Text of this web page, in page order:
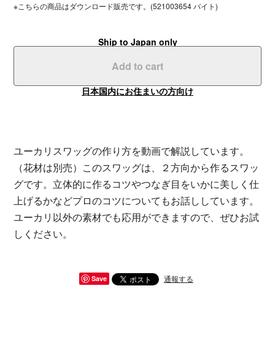
※こちらの商品はダウンロード販売です。(521003654 バイト)
Ship to Japan only
Add to cart
日本国内にお住まいの方向け
ユーカリスワッグの作り方を動画で解説しています。
（花材は別売）このスワッグは、２方向から作るスワッ
グです。立体的に作るコツやつなぎ目をいかに美しく仕
上げるかなどプロのコツについてもお話ししています。
ユーカリ以外の素材でも応用ができますので、ぜひお試
しください。
Save 通報する